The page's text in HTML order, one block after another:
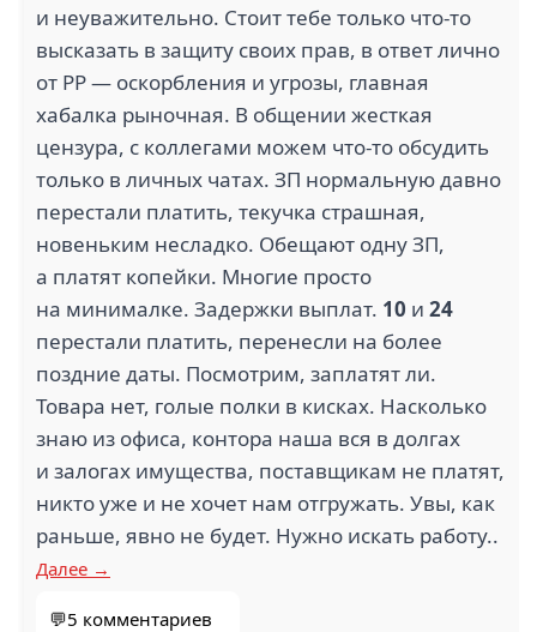
ВИКТОРИЯГАРАНТСТРОЙ
(15) BIGZZ (15)
ЛЕРКИН (15)
5
СК РЕМОНТ МОНТАЖ
(15)
1
ЗООМАРКЕТ (13)
2.8
и неуважительно. Стоит тебе только что-то
высказать в защиту своих прав, в ответ лично
от РР — оскорбления и угрозы, главная
хабалка рыночная. В общении жесткая
цензура, с коллегами можем что-то обсудить
только в личных чатах. ЗП нормальную давно
перестали платить, текучка страшная,
новеньким несладко. Обещают одну ЗП,
а платят копейки. Многие просто
на минималке. Задержки выплат. 10 и 24
перестали платить, перенесли на более
поздние даты. Посмотрим, заплатят ли.
Товара нет, голые полки в кисках. Насколько
знаю из офиса, контора наша вся в долгах
и залогах имущества, поставщикам не платят,
никто уже и не хочет нам отгружать. Увы, как
раньше, явно не будет. Нужно искать работу..
Далее →
💬5 комментариев